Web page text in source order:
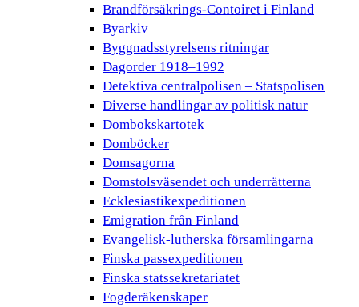
Brandförsäkrings-Contoiret i Finland
Byarkiv
Byggnadsstyrelsens ritningar
Dagorder 1918–1992
Detektiva centralpolisen – Statspolisen
Diverse handlingar av politisk natur
Dombokskartotek
Domböcker
Domsagorna
Domstolsväsendet och underrätterna
Ecklesiastikexpeditionen
Emigration från Finland
Evangelisk-lutherska församlingarna
Finska passexpeditionen
Finska statssekretariatet
Fogderäkenskaper